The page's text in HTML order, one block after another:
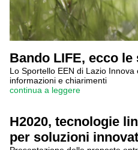
Bando LIFE, ecco le
Lo Sportello EEN di Lazio
informazioni e chiarimenti
continua a leggere
H2020, tecnologie
per soluzioni